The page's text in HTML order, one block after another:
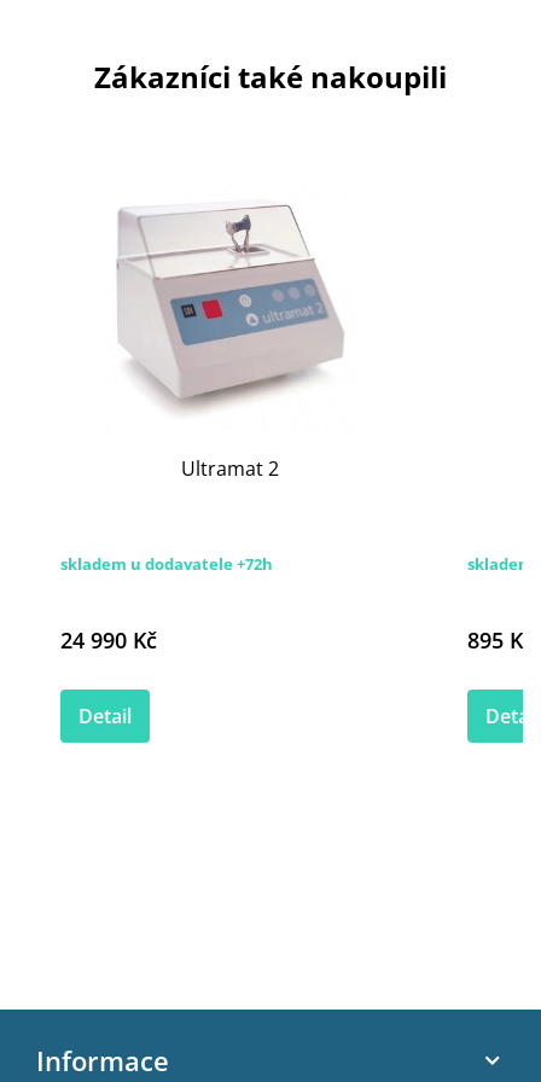
Zákazníci také nakoupili
Ultramat 2
skladem u dodavatele +72h
24 990 Kč
Detail
skladem
895 Kč
Detail
Informace